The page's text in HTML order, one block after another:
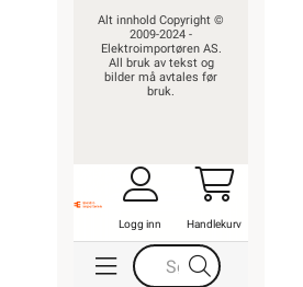
Alt innhold Copyright ©
2009-2024 -
Elektroimportøren AS.
All bruk av tekst og
bilder må avtales før
bruk.
Logg inn Handlekurv